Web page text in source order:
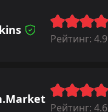
Рейтинг: 4.9
Рейтинг: 4.6